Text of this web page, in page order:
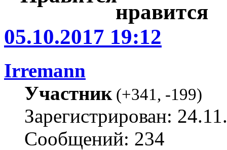
05.10.2017 19:12
Irremann
Участник(+341, -199)
Зарегистрирован:
Сообщений: 234